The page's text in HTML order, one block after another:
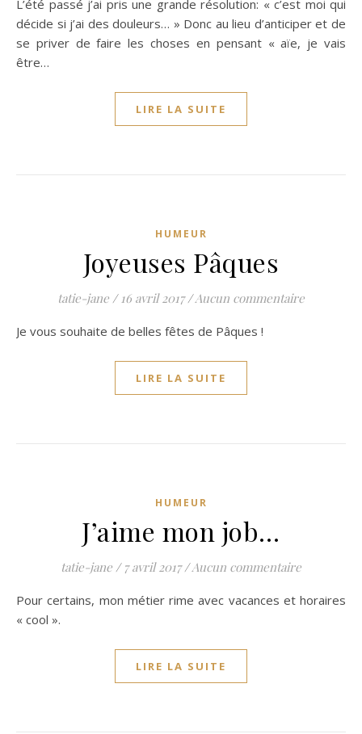
L’été passé j’ai pris une grande résolution: « c’est moi qui
décide si j’ai des douleurs… » Donc au lieu d’anticiper et de
se priver de faire les choses en pensant « aïe, je vais
être…
LIRE LA SUITE
HUMEUR
Joyeuses Pâques
tatie-jane / 16 avril 2017 /Aucun commentaire
Je vous souhaite de belles fêtes de Pâques !
LIRE LA SUITE
HUMEUR
J’aime mon job…
tatie-jane / 7 avril 2017 /Aucun commentaire
Pour certains, mon métier rime avec vacances et horaires
« cool ».
LIRE LA SUITE